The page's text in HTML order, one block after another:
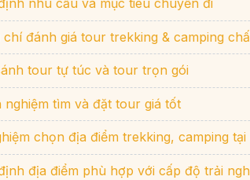
chí đánh giá tour trekking & camping
tour tự túc và tour trọn gói
nghiệm tìm và đặt tour giá tốt
chọn địa điểm trekking, camping
địa điểm phù hợp với cấp độ trải